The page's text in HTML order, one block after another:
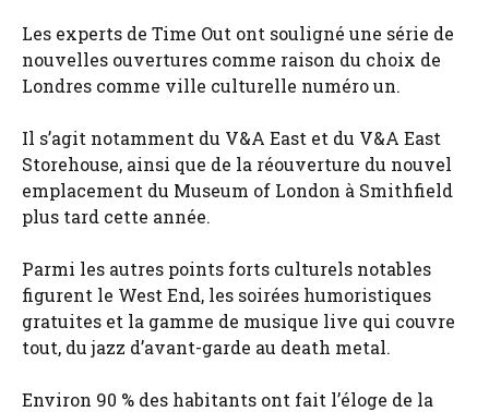
Les experts de Time Out ont souligné une série de
nouvelles ouvertures comme raison du choix de
Londres comme ville culturelle numéro un.
Il s’agit notamment du V&A East et du V&A East
Storehouse, ainsi que de la réouverture du nouvel
emplacement du Museum of London à Smithfield
plus tard cette année.
Parmi les autres points forts culturels notables
figurent le West End, les soirées humoristiques
gratuites et la gamme de musique live qui couvre
tout, du jazz d’avant-garde au death metal.
Environ 90 % des habitants ont fait l’éloge de la